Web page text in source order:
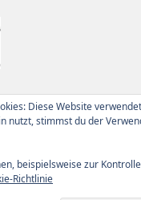
Diese Website
nutzt, stimmst du der
beispielsweise zur
Richtlinie